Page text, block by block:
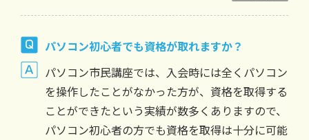
パソコン初心者でも資格が取れますか？
パソコン市民講座では、入会時には全くパソコン
を操作したことがなかった方が、資格を取得する
ことができたという実績が数多くありますので、
パソコン初心者の方でも資格を取得は十分に可能